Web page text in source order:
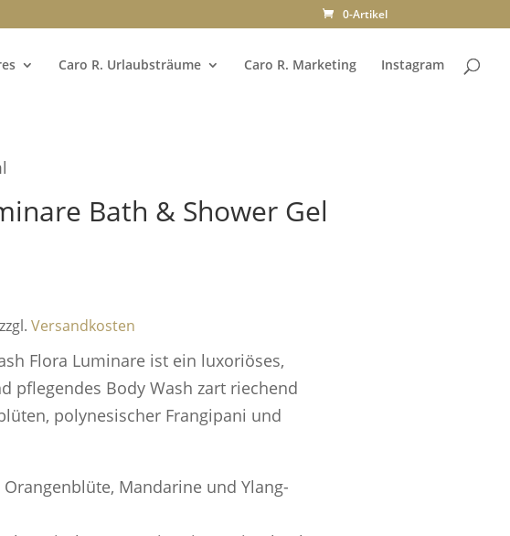
0-Artikel
Caro R. Urlaubsträume Caro R. Marketing Instagram
Bath & Shower Gel
zzgl. Versandkosten
Flora Luminare ist ein luxoriöses,
pflegendes Body Wash zart riechend
polynesischer Frangipani und
Mandarine und Ylang-